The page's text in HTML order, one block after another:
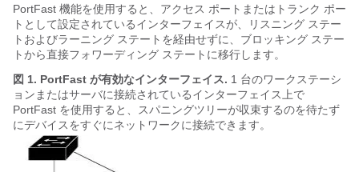
PortFast 機能を使用すると、アクセス ポートまたはトランク ポー
トとして設定されているインターフェイスが、リスニング ステー
トおよびラーニング ステートを経由せずに、ブロッキング ステー
トから直接フォワーディング ステートに移行します。
図 1. PortFast が有効なインターフェイス. 1 台のワークステーシ
ョンまたはサーバに接続されているインターフェイス上で
PortFast を使用すると、スパニングツリーが収束するのを待たず
にデバイスをすぐにネットワークに接続できます。